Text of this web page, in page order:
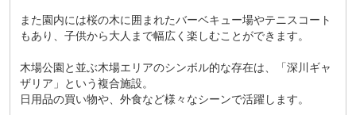
また園内には桜の木に囲まれたバーベキュー場やテニスコート
もあり、子供から大人まで幅広く楽しむことができます。
木場公園と並ぶ木場エリアのシンボル的な存在は、「深川ギャ
ザリア」という複合施設。
日用品の買い物や、外食など様々なシーンで活躍します。